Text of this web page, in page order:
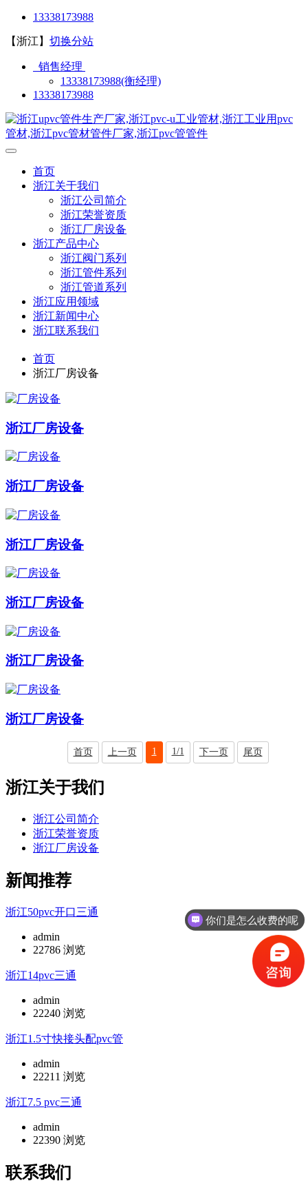
13338173988
【浙江】 切换分站
销售经理
13338173988(衡经理)
13338173988
首页
浙江关于我们
浙江公司简介
浙江荣誉资质
浙江厂房设备
浙江产品中心
浙江阀门系列
浙江管件系列
浙江管道系列
浙江应用领域
浙江新闻中心
浙江联系我们
首页
浙江厂房设备
浙江厂房设备
浙江厂房设备
浙江厂房设备
浙江厂房设备
浙江厂房设备
浙江厂房设备
首页 上一页 1 1/1 下一页 尾页
浙江关于我们
浙江公司简介
浙江荣誉资质
浙江厂房设备
新闻推荐
浙江50pvc开口三通
admin
22786 浏览
浙江14pvc三通
admin
22240 浏览
浙江1.5寸快接头配pvc管
admin
22211 浏览
浙江7.5 pvc三通
admin
22390 浏览
联系我们
你们是怎么收费的呢